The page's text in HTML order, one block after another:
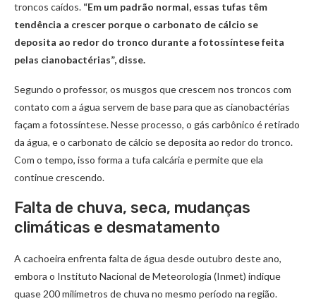
troncos caídos. “Em um padrão normal, essas tufas têm
tendência a crescer porque o carbonato de cálcio se
deposita ao redor do tronco durante a fotossíntese feita
pelas cianobactérias”, disse.
Segundo o professor, os musgos que crescem nos troncos com
contato com a água servem de base para que as cianobactérias
façam a fotossíntese. Nesse processo, o gás carbônico é retirado
da água, e o carbonato de cálcio se deposita ao redor do tronco.
Com o tempo, isso forma a tufa calcária e permite que ela
continue crescendo.
Falta de chuva, seca, mudanças
climáticas e desmatamento
A cachoeira enfrenta falta de água desde outubro deste ano,
embora o Instituto Nacional de Meteorologia (Inmet) indique
quase 200 milímetros de chuva no mesmo período na região.